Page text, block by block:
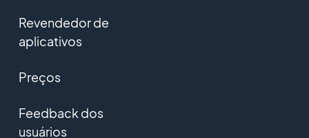
Revendedor de
aplicativos
Preços
Feedback dos
usuários